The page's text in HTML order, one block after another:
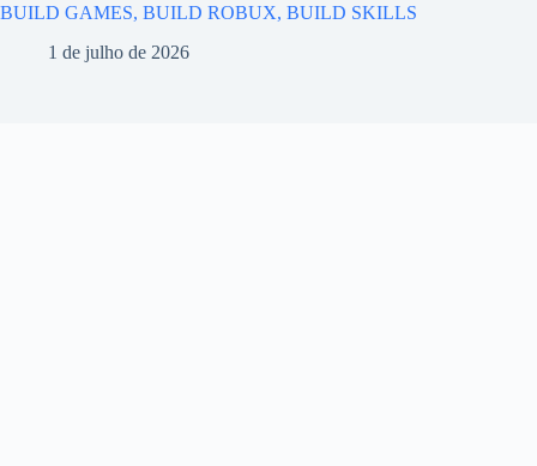
BUILD GAMES, BUILD ROBUX, BUILD SKILLS
1 de julho de 2026